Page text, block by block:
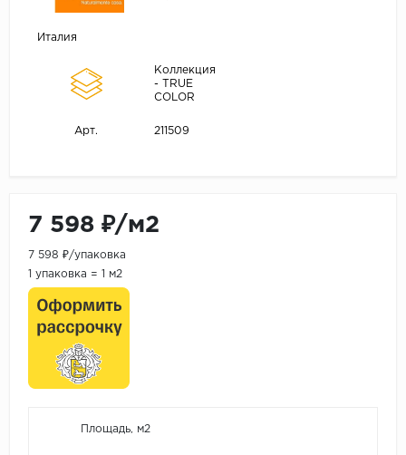
Италия
Коллекция
- TRUE
COLOR
Арт. 211509
7 598 ₽/м2
7 598 ₽/упаковка
1 упаковка = 1 м2
Площадь, м2